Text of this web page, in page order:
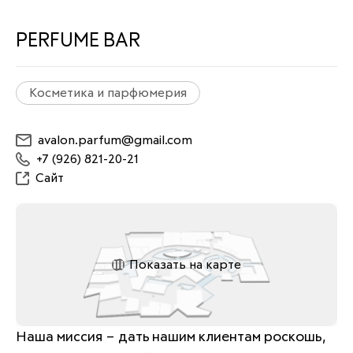
PERFUME BAR
Косметика и парфюмерия
avalon.parfum@gmail.com
+7 (926) 821-20-21
Сайт
Показать на карте
Наша миссия – дать нашим клиентам роскошь,